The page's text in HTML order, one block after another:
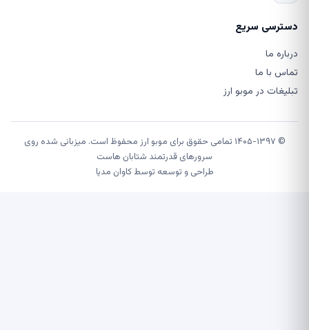
سریع
ما
با ما
در موبو ارز
© ۱۴۰۵-۱۳۹۷ تمامی حقوق برای موبو ارز محفوظ است. میزبانی شده روی
سرورهای قدرتمند شتابان هاست
طراحی و توسعه توسطکاوان مدیا